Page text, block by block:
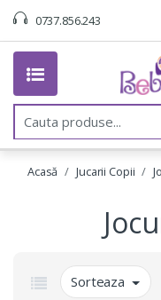
0737.856.243
C
u
Acasă Jucarii Copii
Sorteaza